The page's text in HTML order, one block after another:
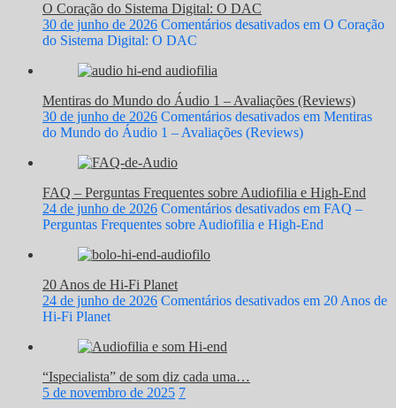
O Coração do Sistema Digital: O DAC
30 de junho de 2026 Comentários desativados em O Coração
do Sistema Digital: O DAC
Mentiras do Mundo do Áudio 1 – Avaliações (Reviews)
30 de junho de 2026 Comentários desativados em Mentiras
do Mundo do Áudio 1 – Avaliações (Reviews)
FAQ – Perguntas Frequentes sobre Audiofilia e High-End
24 de junho de 2026 Comentários desativados em FAQ –
Perguntas Frequentes sobre Audiofilia e High-End
20 Anos de Hi-Fi Planet
24 de junho de 2026 Comentários desativados em 20 Anos de
Hi-Fi Planet
“Ispecialista” de som diz cada uma…
5 de novembro de 2025 7